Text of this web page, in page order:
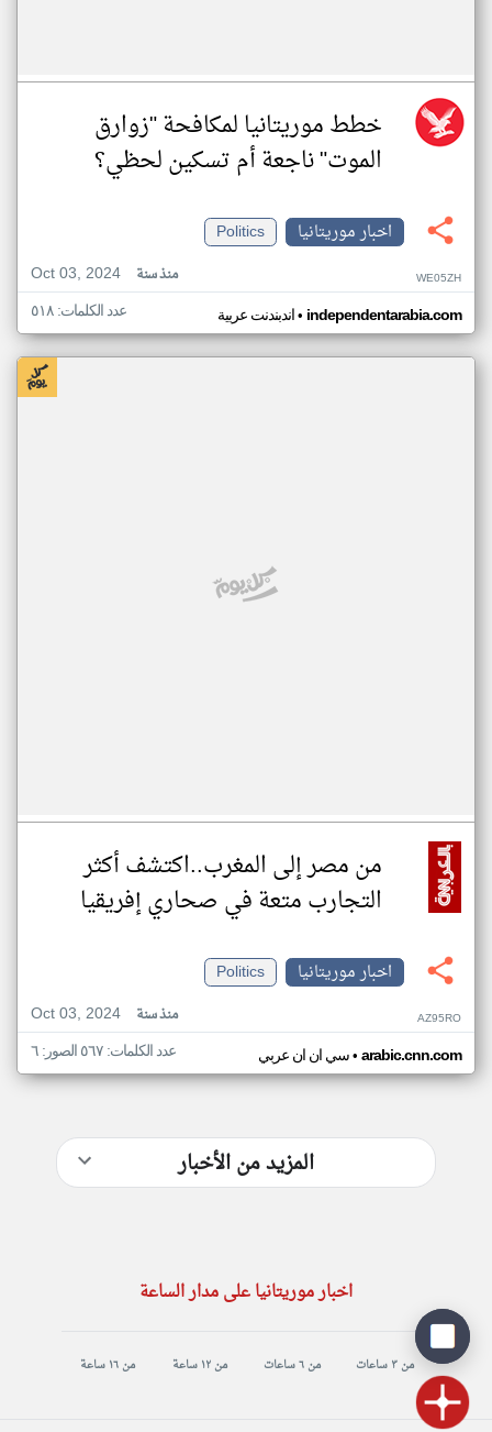
خطط موريتانيا لمكافحة "زوارق
الموت" ناجعة أم تسكين لحظي؟
اخبار موريتانيا
Politics
Oct 03, 2024
منذ سنة WE05ZH
اندبندنت عربية• independentarabia.com عدد الكلمات: ٥١٨
من مصر إلى المغرب..اكتشف أكثر
التجارب متعة في صحاري إفريقيا
اخبار موريتانيا
Politics
Oct 03, 2024
منذ سنة AZ95RO
سي ان ان عربي• arabic.cnn.com عدد الكلمات: ٥٦٧ الصور: ٦
المزيد من الأخبار
اخبار موريتانيا على مدار الساعة
من ٣ ساعات من ٦ ساعات من ١٢ ساعة من ١٦ ساعة